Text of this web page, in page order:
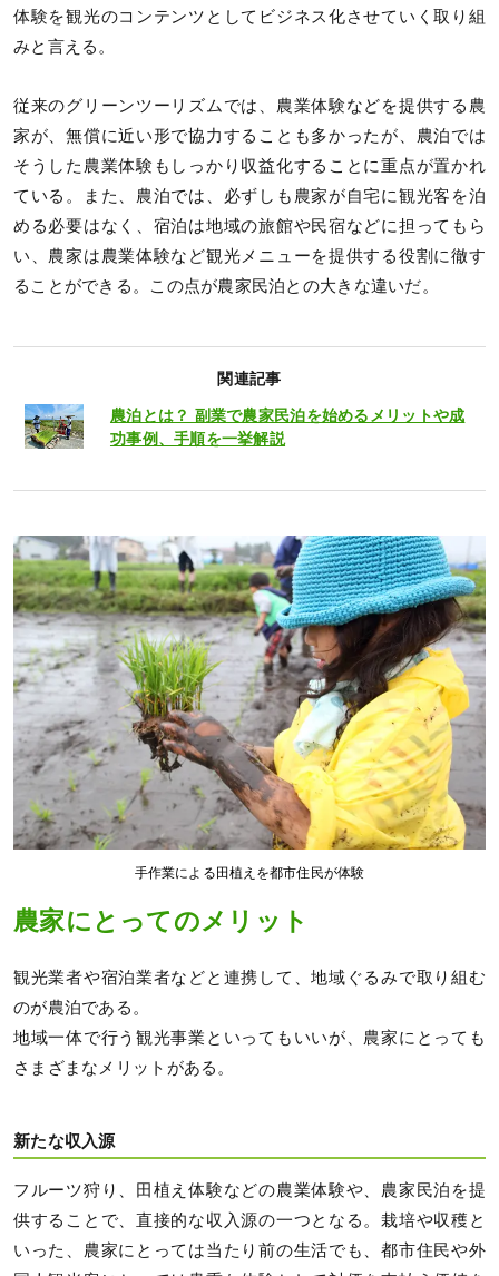
体験を観光のコンテンツとしてビジネス化させていく取り組
みと言える。
従来のグリーンツーリズムでは、農業体験などを提供する農
家が、無償に近い形で協力することも多かったが、農泊では
そうした農業体験もしっかり収益化することに重点が置かれ
ている。また、農泊では、必ずしも農家が自宅に観光客を泊
める必要はなく、宿泊は地域の旅館や民宿などに担ってもら
い、農家は農業体験など観光メニューを提供する役割に徹す
ることができる。この点が農家民泊との大きな違いだ。
関連記事
農泊とは？ 副業で農家民泊を始めるメリットや成
功事例、手順を一挙解説
手作業による田植えを都市住民が体験
農家にとってのメリット
観光業者や宿泊業者などと連携して、地域ぐるみで取り組む
のが農泊である。
地域一体で行う観光事業といってもいいが、農家にとっても
さまざまなメリットがある。
新たな収入源
フルーツ狩り、田植え体験などの農業体験や、農家民泊を提
供することで、直接的な収入源の一つとなる。栽培や収穫と
いった、農家にとっては当たり前の生活でも、都市住民や外